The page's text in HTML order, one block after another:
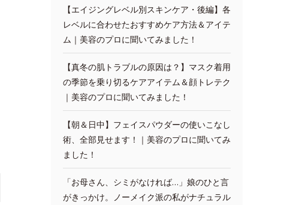
【エイジングレベル別スキンケア・後編】各
レベルに合わせたおすすめケア方法＆アイテ
ム｜美容のプロに聞いてみました！
【真冬の肌トラブルの原因は？】マスク着用
の季節を乗り切るケアアイテム＆顔トレテク
｜美容のプロに聞いてみました！
【朝＆日中】フェイスパウダーの使いこなし
術、全部見せます！｜美容のプロに聞いてみ
ました！
「お母さん、シミがなければ…」娘のひと言
がきっかけ。ノーメイク派の私がナチュラル